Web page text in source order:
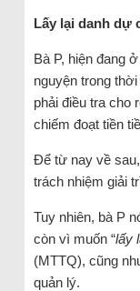
Lấy lại danh dự
Bà P, hiện đang
nguyện trong
phải điều tra cho
chiếm đoạt tiền
Để từ nay về
trách nhiệm giải
Tuy nhiên, bà P
còn vì muốn “lấy
(MTTQ), cũng
quản lý.